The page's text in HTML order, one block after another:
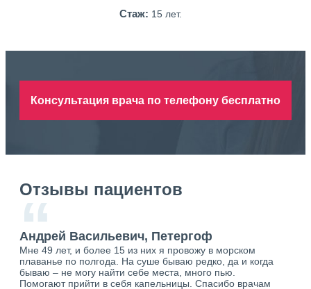
Стаж: 15 лет.
Консультация врача по телефону бесплатно
Отзывы пациентов
“
Андрей Васильевич, Петергоф
Мне 49 лет, и более 15 из них я провожу в морском
плаванье по полгода. На суше бываю редко, да и когда
бываю – не могу найти себе места, много пью.
Помогают прийти в себя капельницы. Спасибо врачам